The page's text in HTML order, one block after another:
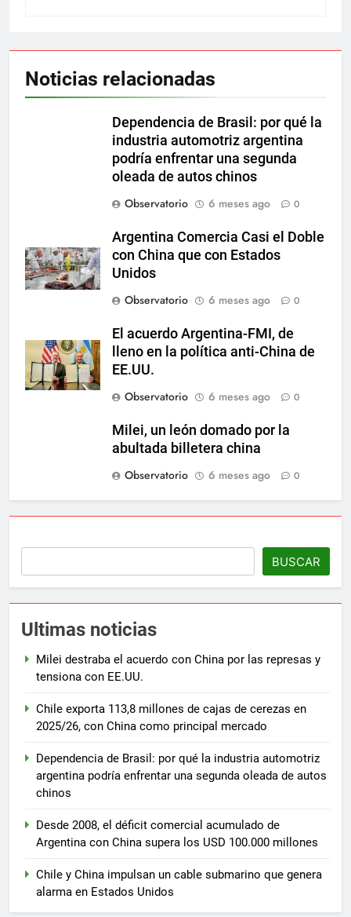
Noticias relacionadas
Dependencia de Brasil: por qué la
industria automotriz argentina
podría enfrentar una segunda
oleada de autos chinos
Observatorio
6 meses ago 0
Argentina Comercia Casi el Doble
con China que con Estados
Unidos
Observatorio
6 meses ago 0
El acuerdo Argentina-FMI, de
lleno en la política anti-China de
EE.UU.
Observatorio
6 meses ago 0
Milei, un león domado por la
abultada billetera china
Observatorio
6 meses ago 0
BUSCAR
Ultimas noticias
Milei destraba el acuerdo con China por las represas y
tensiona con EE.UU.
Chile exporta 113,8 millones de cajas de cerezas en
2025/26, con China como principal mercado
Dependencia de Brasil: por qué la industria automotriz
argentina podría enfrentar una segunda oleada de autos
chinos
Desde 2008, el déficit comercial acumulado de
Argentina con China supera los USD 100.000 millones
Chile y China impulsan un cable submarino que genera
alarma en Estados Unidos